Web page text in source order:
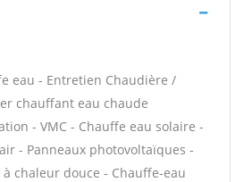
eau - Entretien Chaudière /
chauffant eau chaude
- VMC - Chauffe eau solaire -
- Panneaux photovoltaïques -
chaleur douce - Chauffe-eau